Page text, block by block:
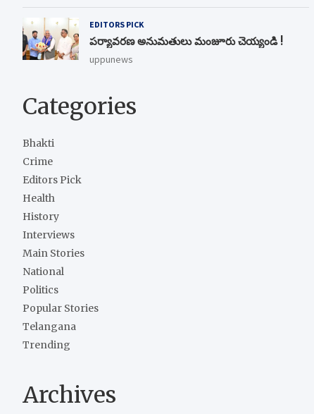
EDITORS PICK
ప‌ర్యావ‌ర‌ణ అనుమ‌తులు మంజూరు చెయ్యండి !
uppunews
Categories
Bhakti
Crime
Editors Pick
Health
History
Interviews
Main Stories
National
Politics
Popular Stories
Telangana
Trending
Archives